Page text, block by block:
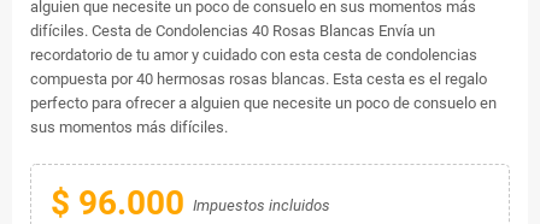
alguien que necesite un poco de consuelo en sus momentos más
difíciles. Cesta de Condolencias 40 Rosas Blancas Envía un
recordatorio de tu amor y cuidado con esta cesta de condolencias
compuesta por 40 hermosas rosas blancas. Esta cesta es el regalo
perfecto para ofrecer a alguien que necesite un poco de consuelo en
sus momentos más difíciles.
$ 96.000 Impuestos incluidos